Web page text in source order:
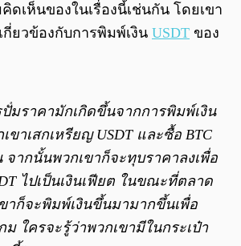
ดเห็นของในเรื่องนี้เช่นกัน โดยเขา
กี่ยวข้องกับการพิมพ์เงิน USDT ของ
มราคามักเกิดขึ้นจากการพิมพ์เงิน
เขาเสกเหรียญ USDT และซื้อ BTC
จากนั้นพวกเขาก็จะทุบราคาลงเพื่อ
ไปเป็นเงินเฟียต ในขณะที่ตลาด
าก็จะพิมพ์เงินขึ้นมามากขึ้นเพื่อ
ม ใครจะรู้ว่าพวกเขามีในกระเป๋า